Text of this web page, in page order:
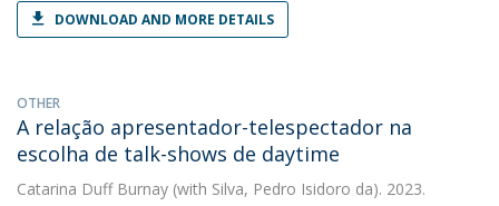
DOWNLOAD AND MORE DETAILS
OTHER
A relação apresentador-telespectador na
escolha de talk-shows de daytime
Catarina Duff Burnay (with Silva, Pedro Isidoro da). 2023.